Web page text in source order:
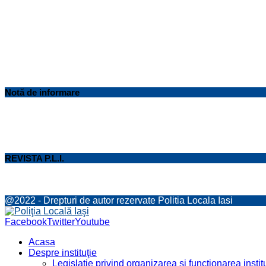
Notă de informare
REVISTA P.L.I.
@2022 - Drepturi de autor rezervate Politia Locala Iasi
FacebookTwitterYoutube
Acasa
Despre instituţie
Legislaţie privind organizarea şi funcţionarea